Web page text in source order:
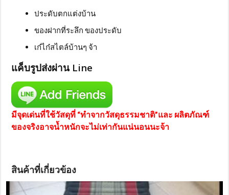
ประดับตกแต่งบ้าน
ของฝากที่ระลึก ของประดับ
เก๋ไก๋สไตล์บ้านๆ จ้า
แค็บรูปส่งผ่าน Line
มีจุดเด่นที่ใช้วัสดุที่ “ทำจากวัสดุธรรมชาติ”และ ผลิตภัณฑ์
ของจริงอาจน้ำหนักจะไม่เท่ากันแน่นอนนะจ้า
สินค้าที่เกี่ยวข้อง